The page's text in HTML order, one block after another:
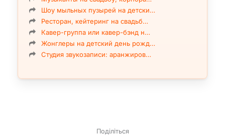
Шоу мыльных пузырей на детски…
Ресторан, кейтеринг на свадьб…
Кавер-группа или кавер-бэнд н…
Жонглеры на детский день рожд…
Студия звукозаписи: аранжиров…
Поділіться